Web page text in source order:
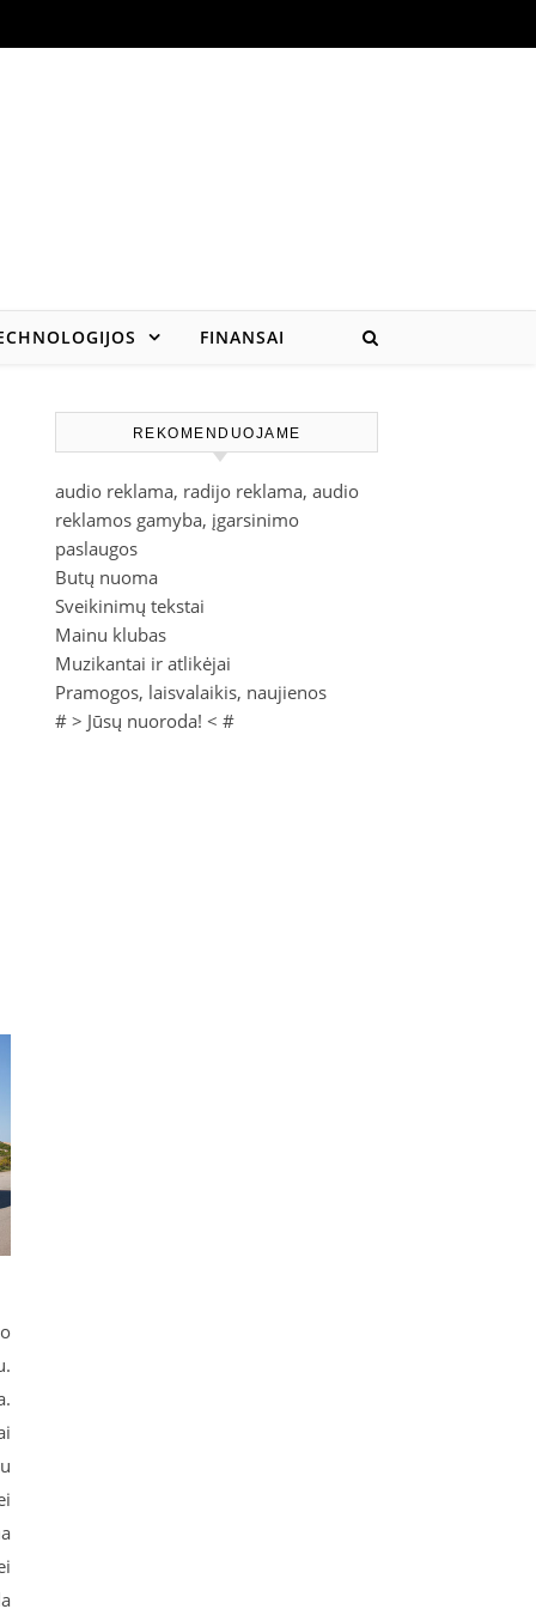
FINANSAI
REKOMENDUOJAME
audio reklama, radijo reklama, audio
reklamos gamyba, įgarsinimo
paslaugos
Butų nuoma
Sveikinimų tekstai
Mainu klubas
Muzikantai ir atlikėjai
Pramogos, laisvalaikis, naujienos
# > Jūsų nuoroda! < #